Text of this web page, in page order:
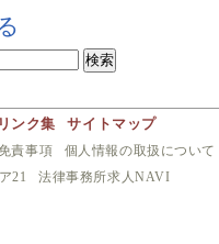
リンク集 サイトマップ
責事項
個人情報の取扱について
21 法律事務所求人NAVI